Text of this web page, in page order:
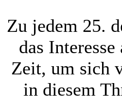
Zu jedem 25.
das
Zeit, um sich
in diesem